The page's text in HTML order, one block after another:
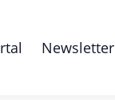
Newsletter